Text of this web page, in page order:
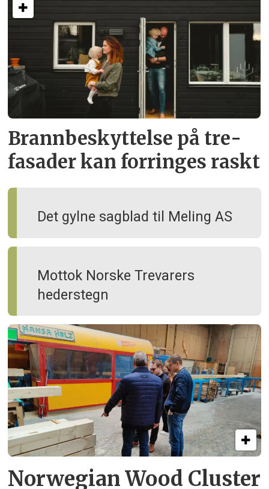
Brann­beskyttelse på tre­
fasader kan forringes raskt
Det gylne sagblad til Meling AS
Mottok Norske Trevarers
hederstegn
Norwegian Wood Cluster